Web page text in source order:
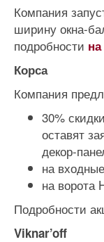
Компания
ширину окна-
подробности
Корса
Компания
30%
оставят
декор-
на
на ворота
Подробности
Viknar’off